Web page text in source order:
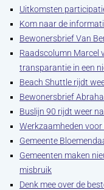
Uitkomsten
Kom naar de
Bewonersbrief Van
Raadscolumn Marcel
transparantie in een
Beach Shuttle rijdt
Bewonersbrief
Buslijn 90 rijdt weer
Werkzaamheden
Gemeente
Gemeenten maken
misbruik
Denk mee over de